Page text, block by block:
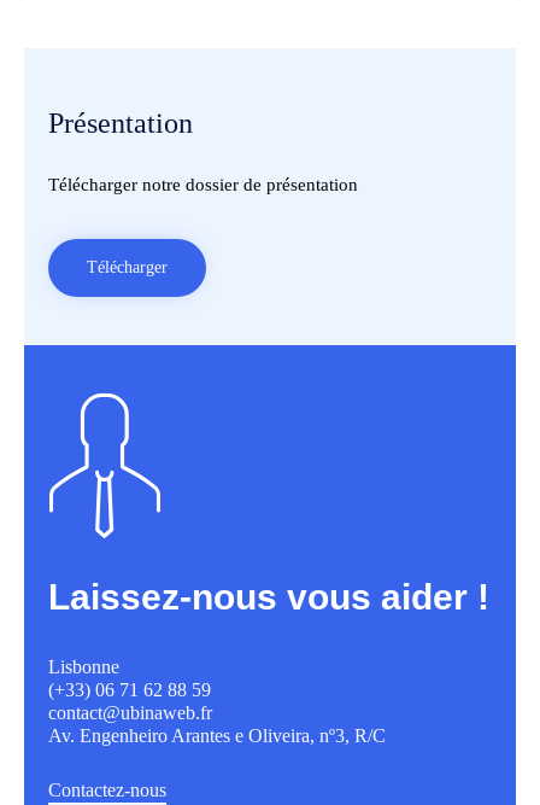
Présentation
Télécharger notre dossier de présentation
Télécharger
Laissez-nous vous aider !
Lisbonne
(+33) 06 71 62 88 59
contact@ubinaweb.fr
Av. Engenheiro Arantes e Oliveira, nº3, R/C
Contactez-nous